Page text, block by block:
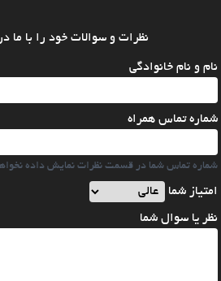
نظرات و سوالات خود را با ما
نام و نام خانوادگی
شماره تماس همراه
شماره تماس شما در قسمت نظرات نمایش داده
امتیاز شما
نظر یا سوال شما